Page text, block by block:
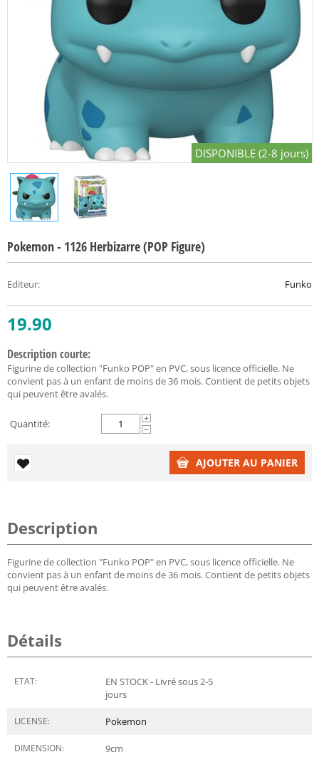
DISPONIBLE (2-8 jours)
Pokemon - 1126 Herbizarre (POP Figure)
Editeur: Funko
19.90
Description courte:
Figurine de collection "Funko POP" en PVC, sous licence officielle. Ne
convient pas à un enfant de moins de 36 mois. Contient de petits objets
qui peuvent être avalés.
Quantité:
+
−
AJOUTER AU PANIER
Description
Figurine de collection "Funko POP" en PVC, sous licence officielle. Ne
convient pas à un enfant de moins de 36 mois. Contient de petits objets
qui peuvent être avalés.
Détails
ETAT:
EN STOCK - Livré sous 2-5
jours
LICENSE: Pokemon
DIMENSION: 9cm